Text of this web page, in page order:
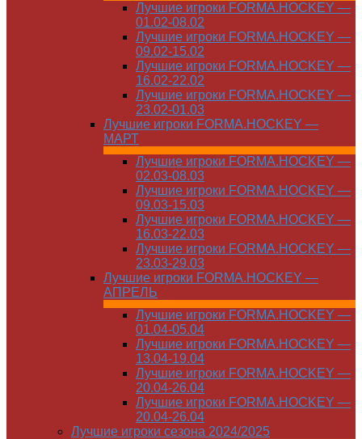
Лучшие игроки FORMA.HOCKEY —
01.02-08.02
Лучшие игроки FORMA.HOCKEY —
09.02-15.02
Лучшие игроки FORMA.HOCKEY —
16.02-22.02
Лучшие игроки FORMA.HOCKEY —
23.02-01.03
Лучшие игроки FORMA.HOCKEY —
МАРТ
Лучшие игроки FORMA.HOCKEY —
02.03-08.03
Лучшие игроки FORMA.HOCKEY —
09.03-15.03
Лучшие игроки FORMA.HOCKEY —
16.03-22.03
Лучшие игроки FORMA.HOCKEY —
23.03-29.03
Лучшие игроки FORMA.HOCKEY —
АПРЕЛЬ
Лучшие игроки FORMA.HOCKEY —
01.04-05.04
Лучшие игроки FORMA.HOCKEY —
13.04-19.04
Лучшие игроки FORMA.HOCKEY —
20.04-26.04
Лучшие игроки FORMA.HOCKEY —
20.04-26.04
Лучшие игроки сезона 2024/2025